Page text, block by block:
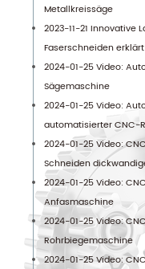
Metallkreissäge
2023-11-21 Innovative
Faserschneiden erklärt
2024-01-25 Video:
Sägemaschine
2024-01-25 Video:
automatisierter CNC-
2024-01-25 Video:
Schneiden
2024-01-25 Video:
Anfasmaschine
2024-01-25 Video:
Rohrbiegemaschine
2024-01-25 Video: